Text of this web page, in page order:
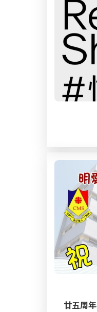
廿五周